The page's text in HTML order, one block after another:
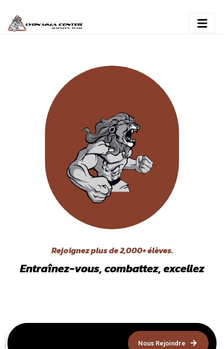
Rejoignez plus de2,000+élèves.
Entraînez-vous, combattez, excellez
Nous Rejoindre